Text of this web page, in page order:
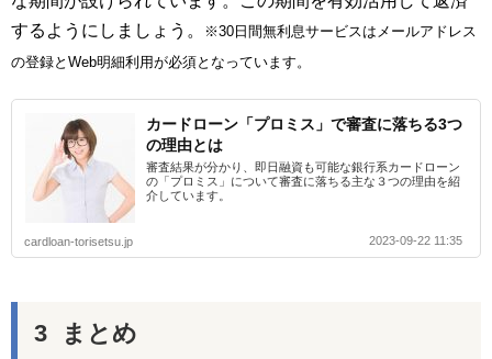
するようにしましょう。
※30日間無利息サービスはメールアドレス
の登録とWeb明細利用が必須となっています。
カードローン「プロミス」で審査に落ちる3つ
の理由とは
審査結果が分かり、即日融資も可能な銀行系カードローン
の「プロミス」について審査に落ちる主な３つの理由を紹
介しています。
cardloan-torisetsu.jp 2023-09-22 11:35
まとめ